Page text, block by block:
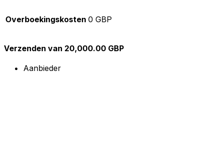
Overboekingskosten 0 GBP
Verzenden van 20,000.00 GBP
Aanbieder